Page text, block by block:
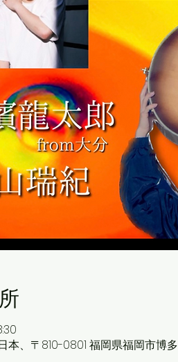
日本、〒810-0801 福岡県福岡市